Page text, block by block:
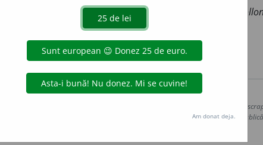
superior; persoană care poartă acest grad.
acțiuni
Copyright © 2004-2026 dexonline (https://dexonline.ro)
de pe acest site, inclusiv prin orice metode de extragere automată (web
prealabil scris, cu excepția seturilor de date oferite oficial spre utilizare publică
Am donat deja.